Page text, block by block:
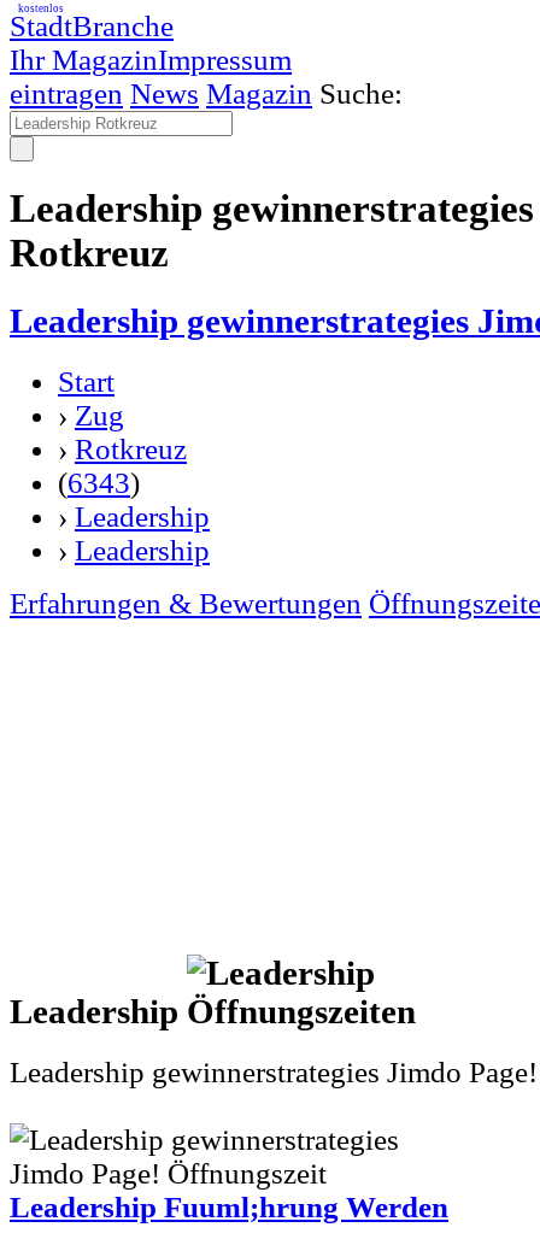
StadtBranche
Ihr MagazinImpressum
kostenlos
eintragen News Magazin Suche:
Leadership
Rotkreuz
Leadership gewinnerstrategies
Start
› Zug
› Rotkreuz
(6343)
› Leadership
› Leadership
Erfahrungen & Bewertungen
Leadership
Leadership gewinnerstrategies Jimdo Page!
Leadership Fuuml;hrung Werden